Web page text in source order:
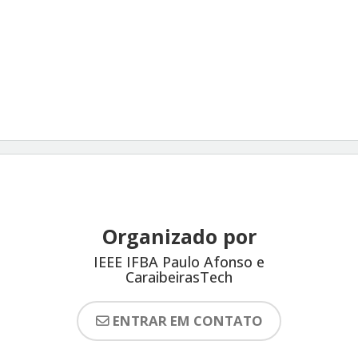
Organizado por
IEEE IFBA Paulo Afonso e
CaraibeirasTech
ENTRAR EM CONTATO